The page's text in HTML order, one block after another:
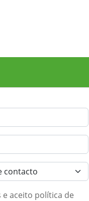
aceito política de